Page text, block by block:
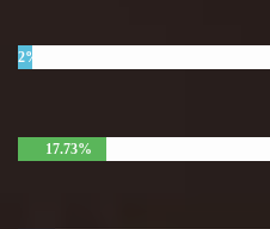
2%
17.73%